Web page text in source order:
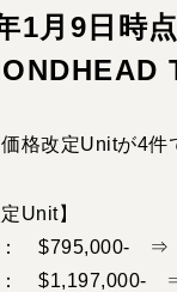
1月9日時
格改定Unitが4件
Unit】
$795,000- ⇒
$1,197,000- ⇒